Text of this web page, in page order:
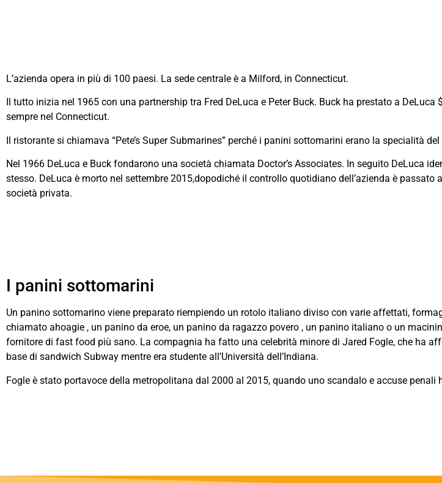
L’azienda opera in più di 100 paesi. La sede centrale è a Milford, in Connecticut.
Il tutto inizia nel 1965 con una partnership tra Fred DeLuca e Peter Buck. Buck ha prestato a
sempre nel Connecticut.
Il ristorante si chiamava “Pete’s Super Submarines” perché i panini sottomarini erano la specialità del
Nel 1966 DeLuca e Buck fondarono una società chiamata Doctor’s Associates. In seguito DeLuca
stesso. DeLuca è morto nel settembre 2015,dopodiché il controllo quotidiano dell’azienda è passato
società privata.
I panini sottomarini
Un panino sottomarino viene preparato riempiendo un rotolo italiano diviso con varie affettati,
chiamato ahoagie , un panino da eroe, un panino da ragazzo povero , un panino italiano o un
fornitore di fast food più sano. La compagnia ha fatto una celebrità minore di Jared Fogle, che ha
base di sandwich Subway mentre era studente all’Università dell’Indiana.
Fogle è stato portavoce della metropolitana dal 2000 al 2015, quando uno scandalo e accuse penali